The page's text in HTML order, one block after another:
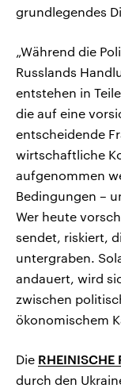
grundlegendes
„Während die
Russlands
entstehen in
die auf eine
entscheidende
wirtschaftliche
aufgenommen
Bedingungen –
Wer heute
sendet, riskiert,
untergraben.
andauert, wird
zwischen
ökonomischem
Die RHEINISCHE
durch den